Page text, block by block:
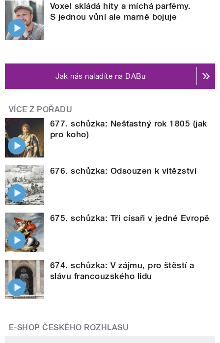
Voxel skládá hity a míchá parfémy.
S jednou vůní ale marně bojuje
Jak nás naladíte na DABu
VÍCE Z POŘADU
677. schůzka: Nešťastný rok 1805 (jak
pro koho)
676. schůzka: Odsouzen k vítězství
675. schůzka: Tři císaři v jedné Evropě
674. schůzka: V zájmu, pro štěstí a
slávu francouzského lidu
E-SHOP ČESKÉHO ROZHLASU